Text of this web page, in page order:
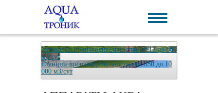
Установки производительностью от 15 до 800
м3/сут
Станции производительностью от 850 до 10
000 м3/сут